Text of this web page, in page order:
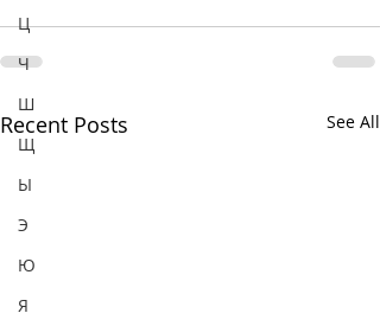
Ц
Ч
Ш
Щ
Ы
Э
Ю
Я
Recent Posts See All